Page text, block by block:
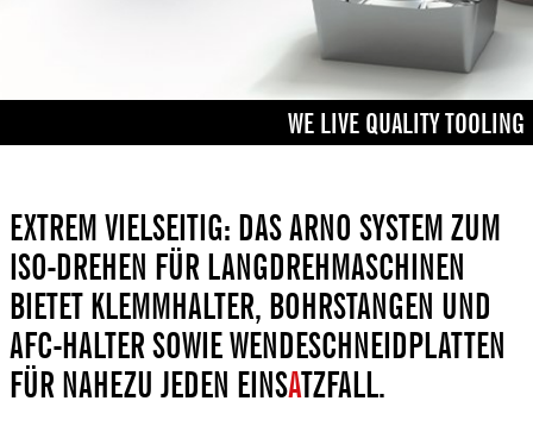
WE LIVE QUALITY TOOLING
EXTREM VIELSEITIG: DAS ARNO SYSTEM ZUM
ISO-DREHEN FÜR LANGDREHMASCHINEN
BIETET KLEMMHALTER, BOHRSTANGEN UND
AFC-HALTER SOWIE WENDESCHNEIDPLATTEN
FÜR NAHEZU JEDEN EINSATZFALL.